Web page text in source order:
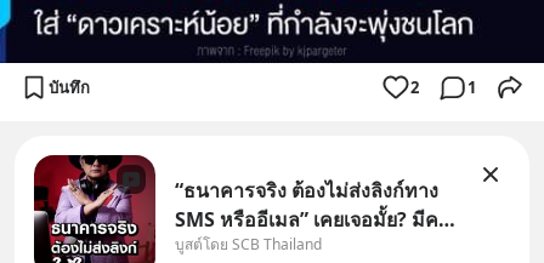
บันทึก 2 1
“ธนาคารจริง ต้องไม่ส่งลิงก์ทาง
SMS หรืออีเมล” เคยเจอมั้ย? มีคน
อ้างว่าโทรจากธนาคาร บอกว่า
บูสต์โดย SCB Thailand